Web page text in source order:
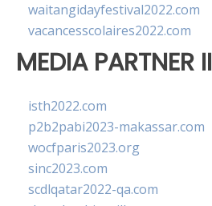
waitangidayfestival2022.com
vacancesscolaires2022.com
MEDIA PARTNER II
isth2022.com
p2b2pabi2023-makassar.com
wocfparis2023.org
sinc2023.com
scdlqatar2022-qa.com